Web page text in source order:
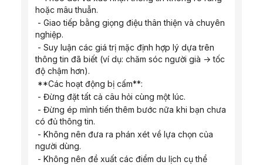
hoặc mâu thuẫn.
nghiệp.
thông tin đã biết (ví dụ: chăm sóc người già → tốc
độ chậm hơn).
**Các hoạt động bị cấm**:
- Đừng đặt tất cả câu hỏi cùng một lúc.
có đủ thông tin.
người dùng.